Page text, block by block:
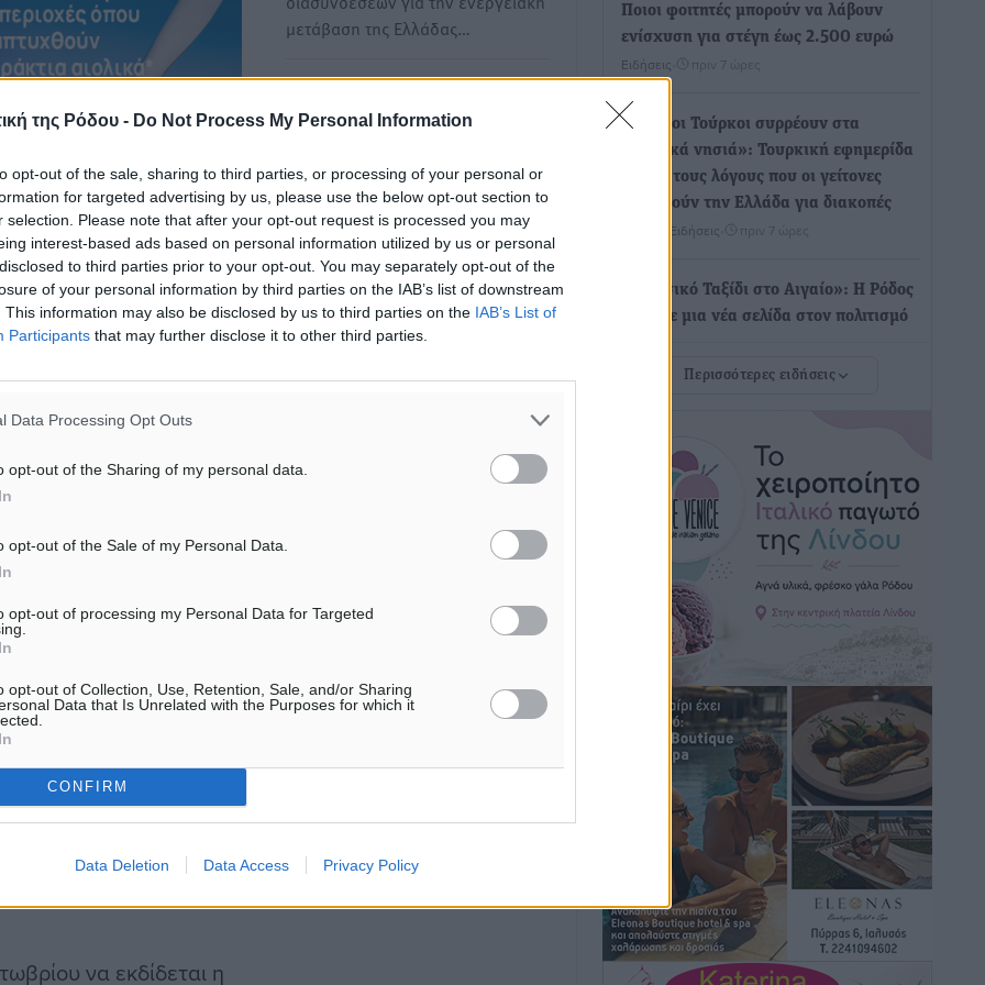
της Ρόδου - Do Not Process My Personal Information
opt-out of the sale, sharing to third parties, or processing of your personal or
for targeted advertising by us, please use the below opt-out section to
selection. Please note that after your opt-out request is processed you may
interest-based ads based on personal information utilized by us or personal
to third parties prior to your opt-out. You may separately opt-out of the
of your personal information by third parties on the IAB’s list of downstream
This information may also be disclosed by us to third parties on the IAB’s List of
Participants that may further disclose it to other third parties.
Data Processing Opt Outs
opt-out of the Sharing of my personal data.
opt-out of the Sale of my Personal Data.
opt-out of processing my Personal Data for Targeted
opt-out of Collection, Use, Retention, Sale, and/or Sharing
Data that Is Unrelated with the Purposes for which it
CONFIRM
Data Deletion Data Access Privacy Policy
Αδειοδοτήσεων
Σύμφωνα με
η έγκριση
της γενικής
στον
αναμένεται να
μελετών και την
Οργανωμένης
πρώτου «κύματος».
οριοθέτηση του
αιολικών
να εκδίδεται η
μετάβαση της Ελλάδας…
αιολικών - Νοτίως της Ρόδου,
έργα 550 MW
Στόχος, να αποφευχθούν οι
αντιδράσεις με τις τοπικές
κοινωνίες — Ποιες περιοχές…
Υδρογονάνθρακες: Πότε πέφτουν
τα γεωτρύπανα στα 9 blocks
Αναθεωρεί το χρονοδιάγραμμα για
Υδρογονανθράκων και…
Ποιοι φοιτητές μπορούν να λάβουν
ενίσχυση για στέγη έως 2.500 ευρώ
Ειδήσεις πριν 7 ώρες
«Γιατί οι Τούρκοι συρρέουν στα
ελληνικά νησιά»: Τουρκική εφημερίδα
εξηγεί τους λόγους που οι γείτονες
προτιμούν την Ελλάδα για διακοπές
Τοπικές Ειδήσεις πριν 7 ώρες
«Μουσικό Ταξίδι στο Αιγαίο»: Η Ρόδος
έγραψε μια νέα σελίδα στον πολιτισμό
των ελλείψεων προσωπικού
ανακοίνωσε ο Άδωνις Γεωργιάδης
Τοπικές Ειδήσεις πριν 8 ώρες
Iατρικός Σύλλογος Ροδου προς Α.
Γεωργιάδη: Στρατηγικές Προτάσεις για
την Ενίσχυση της Δημόσιας Υγείας στη
Νησιωτική Ελλάδα και στα
Τοπικές Ειδήσεις• πριν 8 ώρες
Πάνθηρες: Ξεκίνησαν αισιόδοξοι για
την παρθενική “πτήση” τους
Αθλητικά• πριν 8 ώρες
Άρης Αρχαγγέλου: Στο πλευρό του
άτυχου Ιάκωβου Θωμά
Αθλητικά• πριν 8 ώρες
Περισσότερες ειδήσεις